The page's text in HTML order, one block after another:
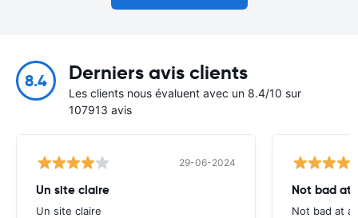
8.4 Derniers avis clients
Les clients nous évaluent avec un 8.4/10 sur
107913 avis
29-06-2024
Un site claire
Un site claire
Not bad at
Not bad at